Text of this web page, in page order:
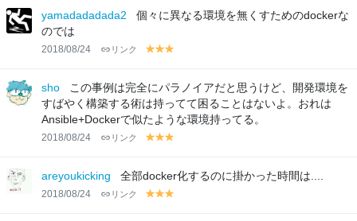
lololo
yamadadadada2
個々に異なる環境を無くすためのdockerな
のでは
2018/08/24 リンク
y
lo
w
y
lo
w
lo
sho
この事例は完全にパラノイアだと思うけど、開発環境を
すばやく構築する術は持ってて困ることはないよ。おれは
Ansible+Dockerで似たような環境持ってる。
2018/08/24 リンク
y
lo
w
y
lo
w
lo
w
areyoukicking 全部docker化するのに掛かった時間は....
2018/08/24 リンク
y y